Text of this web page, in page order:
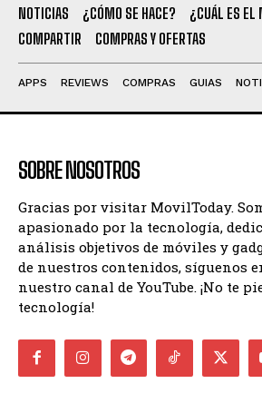
NOTICIAS ¿CÓMO SE HACE?
¿CUÁL ES EL
COMPARTIR
COMPRAS Y OFERTAS
APPS REVIEWS COMPRAS GUIAS
SOBRE NOSOTROS
Gracias por visitar MovilToday.
apasionado por la tecnología,
análisis objetivos de móviles y
de nuestros contenidos, síguenos
nuestro canal de YouTube. ¡No te
tecnología!